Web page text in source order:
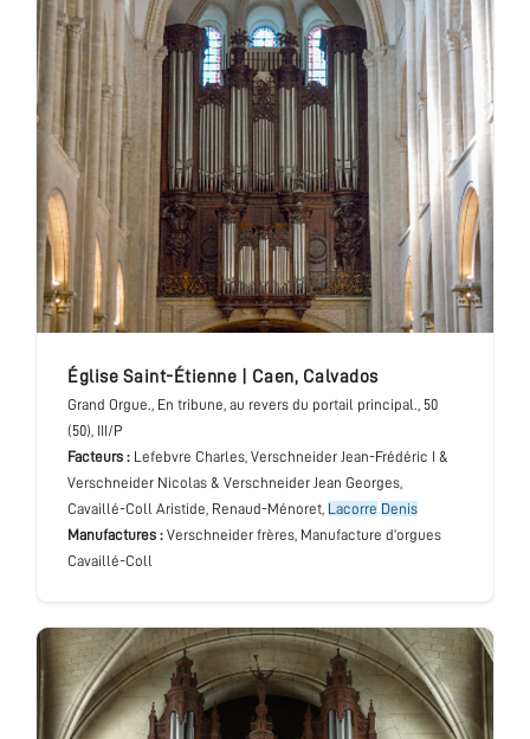
église Saint-Étienne Caen, Calvados
Grand Orgue., En tribune, au revers du portail principal., 50
(50), III/P
Facteurs : Lefebvre Charles, Verschneider Jean-Frédéric I &
Verschneider Nicolas & Verschneider Jean Georges,
Cavaillé-Coll Aristide, Renaud-Ménoret, Lacorre Denis
Manufactures : Verschneider frères, Manufacture d’orgues
Cavaillé-Coll